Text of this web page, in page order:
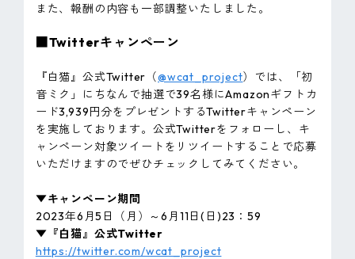
また、報酬の内容も一部調整いたしました。
■Twitterキャンペーン
『白猫』公式Twitter（@wcat_project）では、「初
音ミク」にちなんで抽選で39名様にAmazonギフトカ
ード3,939円分をプレゼントするTwitterキャンペーン
を実施しております。公式Twitterをフォローし、キ
ャンペーン対象ツイートをリツイートすることで応募
いただけますのでぜひチェックしてみてください。
▼キャンペーン期間
2023年6月5日（月）～6月11日(日)23：59
▼『白猫』公式Twitter
https://twitter.com/wcat_project